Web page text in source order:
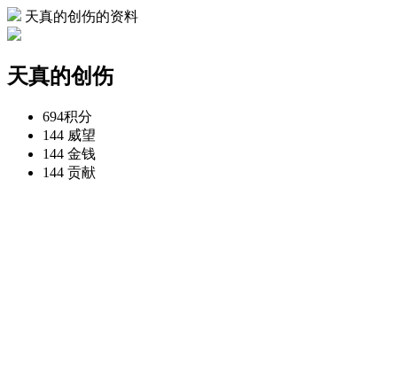
天真的创伤的资料
天真的创伤
694积分
144 威望
144 金钱
144 贡献